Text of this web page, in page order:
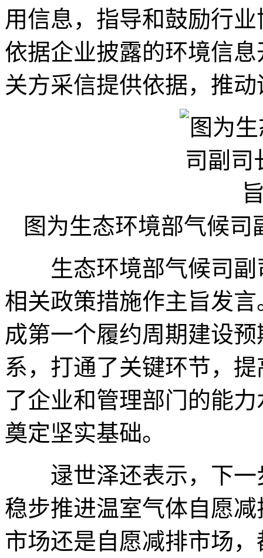
用信息，指导和鼓励行
依据企业披露的环境信
关方采信提供依据，推
图为生态环境部气候
生态环境部气候司副
相关政策措施作主旨发
成第一个履约周期建设
系，打通了关键环节，
了企业和管理部门的能
奠定坚实基础。
逯世泽还表示，下一
稳步推进温室气体自愿
市场还是自愿减排市场